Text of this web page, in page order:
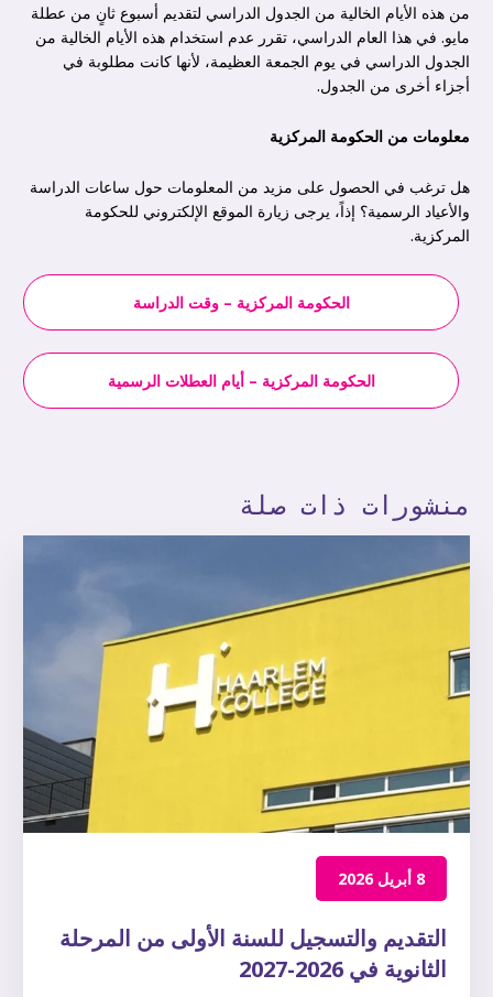
من هذه الأيام الخالية من الجدول الدراسي لتقديم أسبوع ثانٍ من عطلة
مايو. في هذا العام الدراسي، تقرر عدم استخدام هذه الأيام الخالية من
الجدول الدراسي في يوم الجمعة العظيمة، لأنها كانت مطلوبة في
أجزاء أخرى من الجدول.
معلومات من الحكومة المركزية
هل ترغب في الحصول على مزيد من المعلومات حول ساعات الدراسة
والأعياد الرسمية؟ إذاً، يرجى زيارة الموقع الإلكتروني للحكومة
المركزية.
الحكومة المركزية – وقت الدراسة
الحكومة المركزية – أيام العطلات الرسمية
منشورات ذات صلة
8 أبريل 2026
التقديم والتسجيل للسنة الأولى من المرحلة
الثانوية في 2026-2027